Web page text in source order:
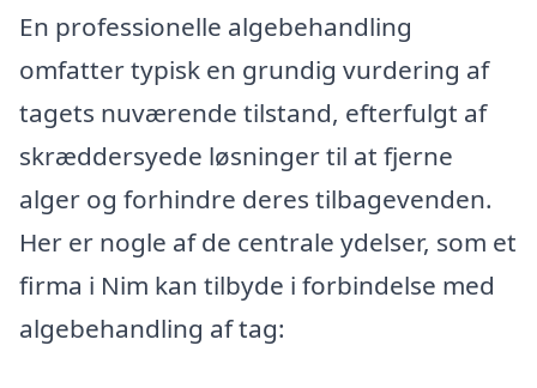
En professionelle algebehandling
omfatter typisk en grundig vurdering af
tagets nuværende tilstand, efterfulgt af
skræddersyede løsninger til at fjerne
alger og forhindre deres tilbagevenden.
Her er nogle af de centrale ydelser, som et
firma i Nim kan tilbyde i forbindelse med
algebehandling af tag: